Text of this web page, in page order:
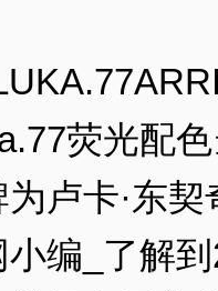
荧光配
卢卡·东
编_了解